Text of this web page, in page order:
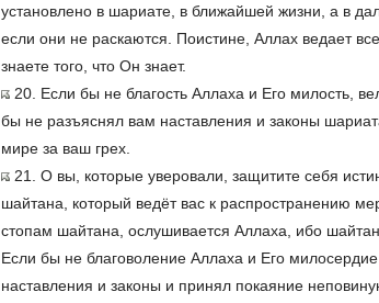
установлено в шариате, в ближайшей жизни, а в
если они не раскаются. Поистине, Аллах ведает
знаете того, что Он знает.
20. Если бы не благость Аллаха и Его милость,
бы не разъяснял вам наставления и законы
мире за ваш грех.
21. О вы, которые уверовали, защитите себя
шайтана, который ведёт вас к распространению
стопам шайтана, ослушивается Аллаха, ибо шайтан
Если бы не благоволение Аллаха и Его
наставления и законы и принял покаяние